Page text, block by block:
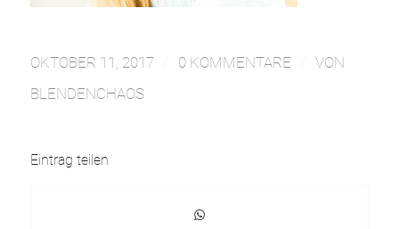
OKTOBER 11, 2017 0 KOMMENTARE
VON
BLENDENCHAOS
Eintrag teilen